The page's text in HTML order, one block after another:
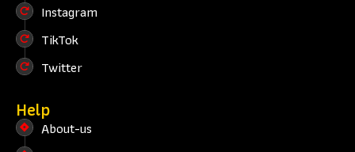
Instagram
TikTok
Twitter
Help
About-us